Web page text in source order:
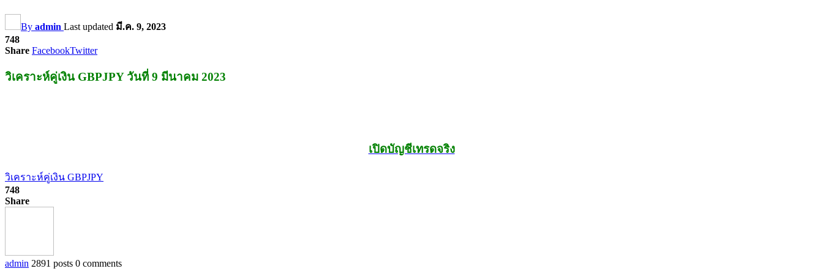
By admin Last updated มี.ค. 9, 2023
748
Share FacebookTwitter
วิเคราะห์คู่เงิน GBPJPY วันที่ 9 มีนาคม 2023
เปิดบัญชีเทรดจริง
วิเคราะห์คู่เงิน GBPJPY
748
Share
admin 2891 posts 0 comments